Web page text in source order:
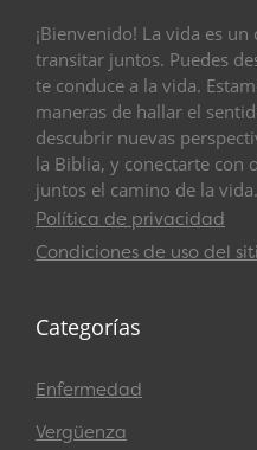
¡Bienvenido! La vida es
transitar juntos. Puedes
te conduce a la vida.
maneras de hallar el
descubrir nuevas
la Biblia, y conectarte con
juntos el camino de la vida.
Política de privacidad
Condiciones de uso del
Categorías
Enfermedad
Vergüenza